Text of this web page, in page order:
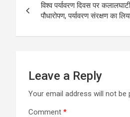
navigation
विश्व पर्यावरण दिवस पर
पौधारोपण, पर्यावरण संरक्षण का
Leave a Reply
Your email address will not be
Comment *